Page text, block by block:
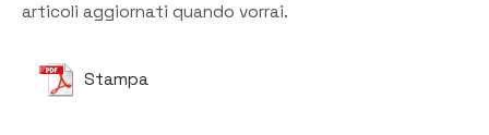
articoli aggiornati quando vorrai.
Stampa